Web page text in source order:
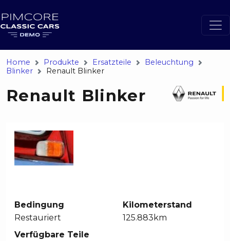
Home Produkte Ersatzteile
Beleuchtung
Blinker
Renault Blinker
Renault Blinker
Bedingung
Restauriert
Kilometerstand
125.883km
Verfügbare Teile